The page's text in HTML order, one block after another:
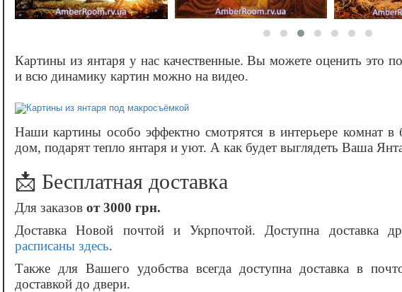
Картины из янтаря у нас качественные. Вы можете оценить это
и всю динамику картин можно на видео.
Наши картины особо эффектно смотрятся в интерьере комнат
дом, подарят тепло янтаря и уют. А как будет выглядеть Ваша
📩 Бесплатная доставка
Для заказов от 3000 грн.
Доставка Новой почтой и Укрпочтой. Доступна доставка
расписаны здесь.
Также для Вашего удобства всегда доступна доставка в
доставкой до двери.